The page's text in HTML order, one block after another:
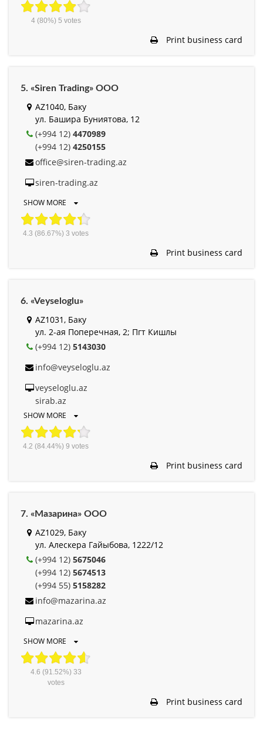
4(80%) 5 votes
Print business card
5. «Siren Trading» ООО
AZ1040, Баку
ул. Башира Буниятова, 12
(+994 12) 4470989
(+994 12) 4250155
office@siren-trading.az
siren-trading.az
SHOW MORE
4.3 (86.67%) 3 votes
Print business card
6. «Veyseloglu»
AZ1031, Баку
ул. 2-ая Поперечная, 2; Пгт Кишлы
(+994 12) 5143030
info@veyseloglu.az
veyseloglu.az
sirab.az
SHOW MORE
4.2 (84.44%) 9 votes
Print business card
7. «Мазарина» ООО
AZ1029, Баку
ул. Алескера Гайыбова, 1222/12
(+994 12) 5675046
(+994 12) 5674513
(+994 55) 5158282
info@mazarina.az
mazarina.az
SHOW MORE
4.6 (91.52%) 33
votes
Print business card